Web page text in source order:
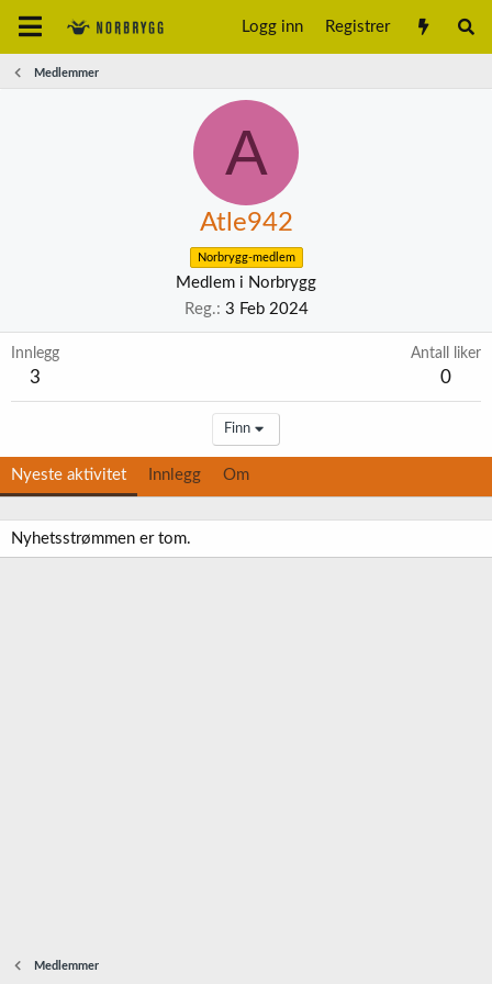
Logg inn Registrer
Medlemmer
A
Atle942
Norbrygg-medlem
Medlem i Norbrygg
Reg. 3 Feb 2024
Innlegg
3
Antall liker
0
Finn
Nyeste aktivitet Innlegg Om
Nyhetsstrømmen er tom.
Medlemmer